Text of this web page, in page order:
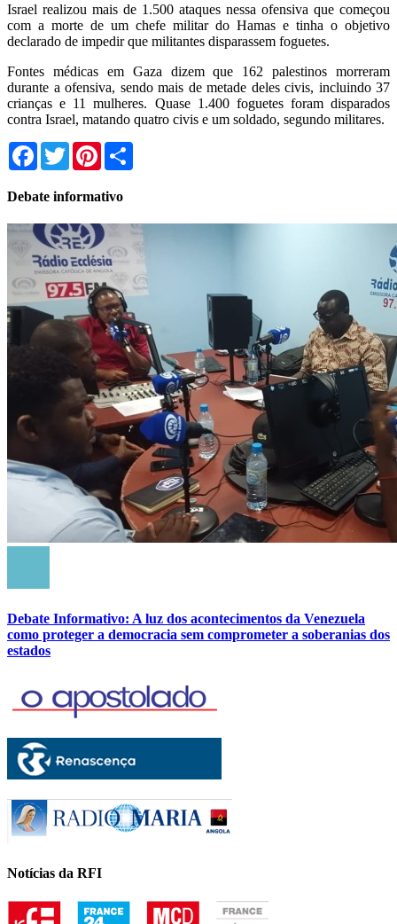
Israel realizou mais de 1.500 ataques nessa ofensiva que começou
com a morte de um chefe militar do Hamas e tinha o objetivo
declarado de impedir que militantes disparassem foguetes.
Fontes médicas em Gaza dizem que 162 palestinos morreram
durante a ofensiva, sendo mais de metade deles civis, incluindo 37
crianças e 11 mulheres. Quase 1.400 foguetes foram disparados
contra Israel, matando quatro civis e um soldado, segundo militares.
Facebook
TwitterPinterest
Debate informativo
Debate Informativo: A luz dos acontecimentos da Venezuela
como proteger a democracia sem comprometer a soberanias dos
estados
Notícias da RFI